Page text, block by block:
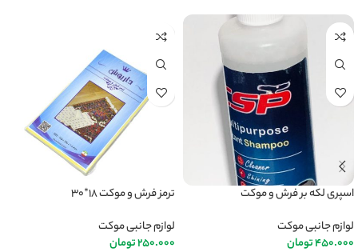
اسپری لکه بر فرش و موکت
لوازم جانبی موکت
450.000تومان
ترمز فرش و موکت ۱۸*۳۰
لوازم جانبی موکت
250.000تومان